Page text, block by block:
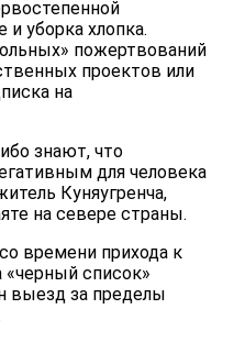
уборка хлопка.
пожертвований
проектов или
на
знают, что
для человека
Куняугренча,
на севере страны.
времени прихода к
список»
выезд за пределы